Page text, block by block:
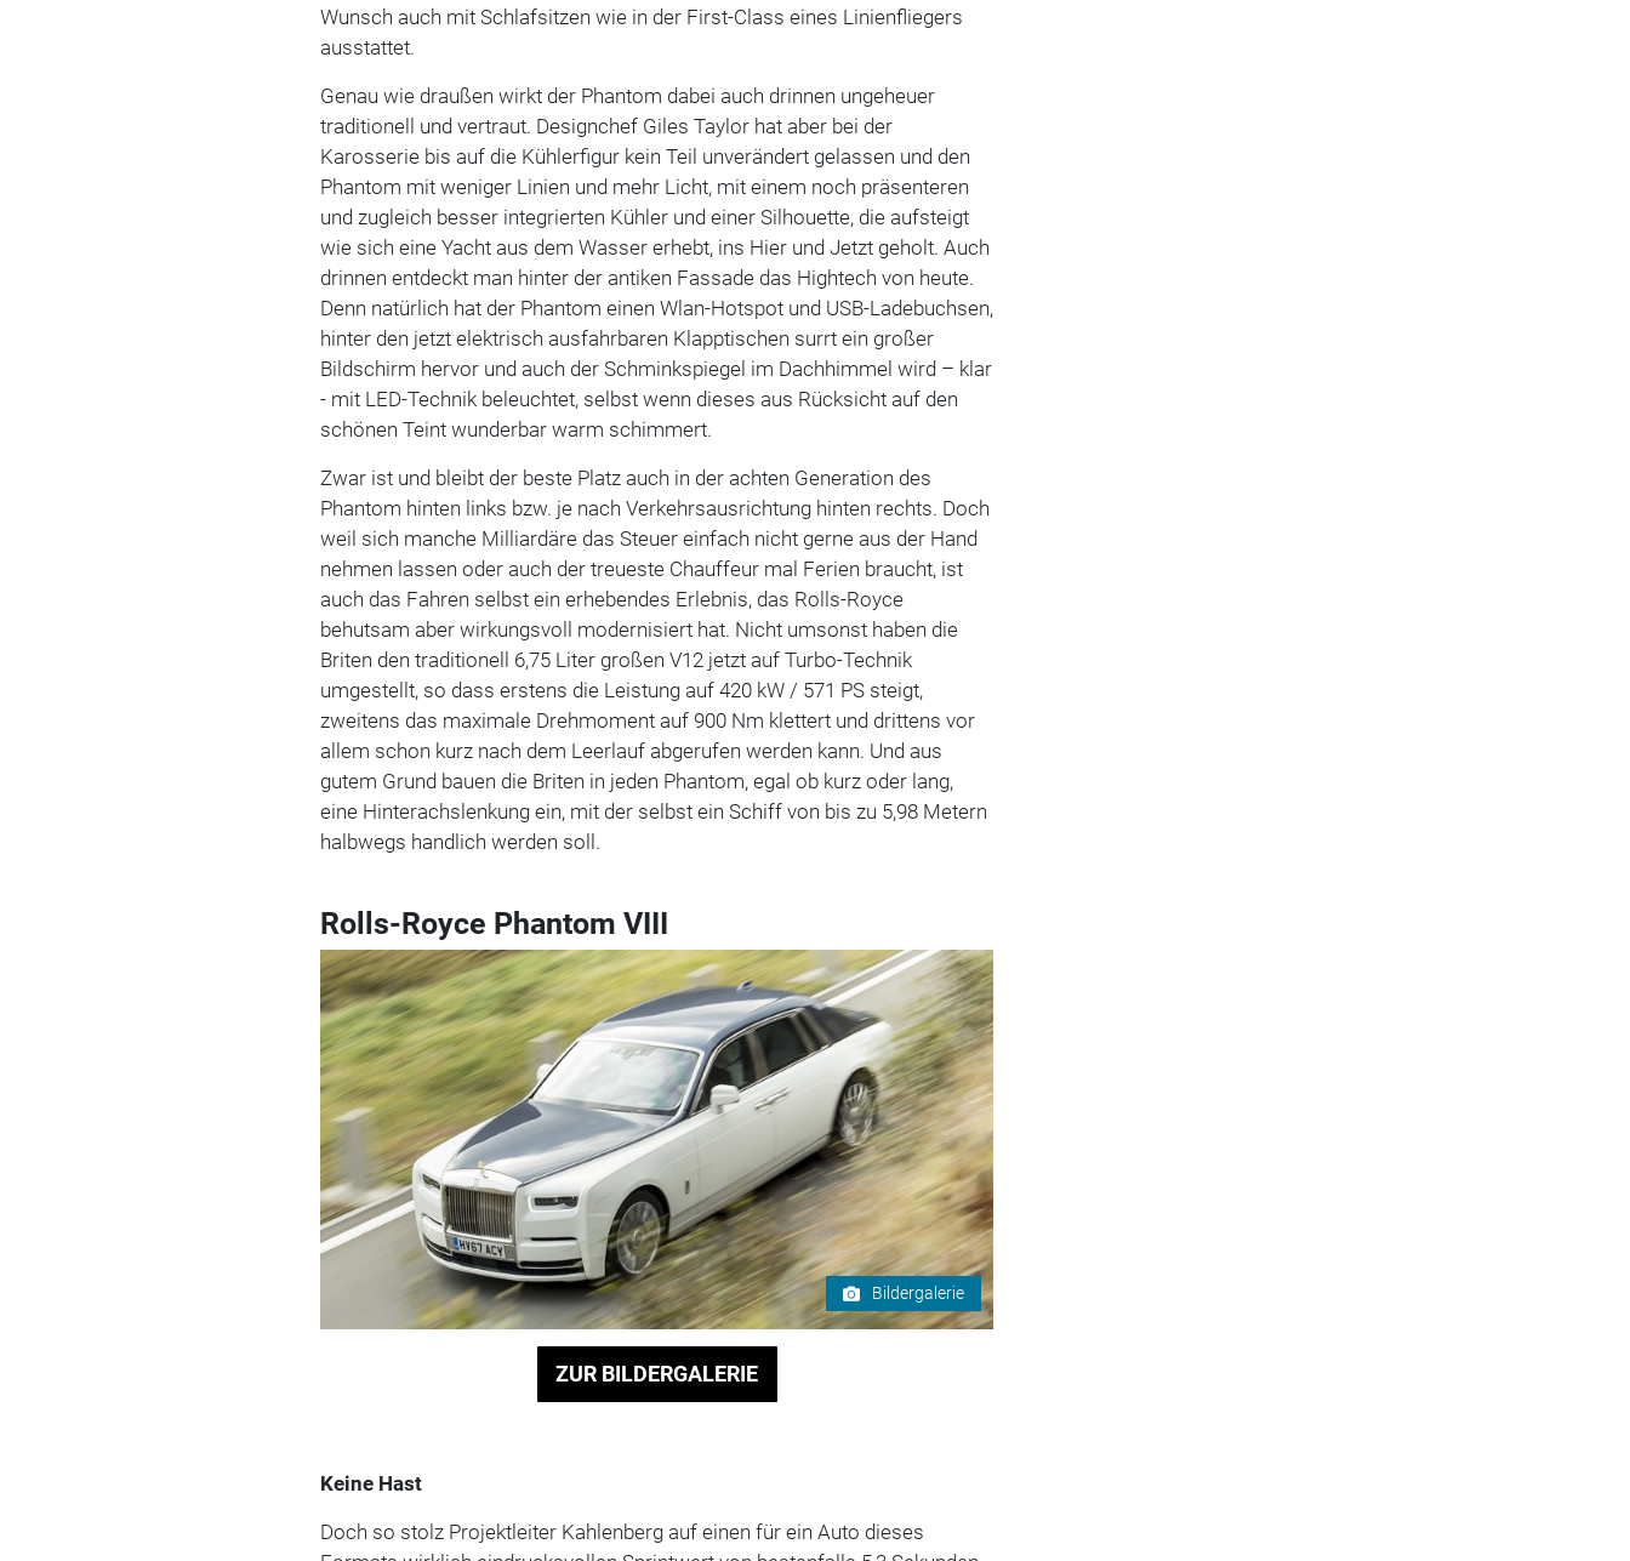
Wunsch auch mit Schlafsitzen wie in der First-Class eines Linienfliegers
ausstattet.
Genau wie draußen wirkt der Phantom dabei auch drinnen ungeheuer
traditionell und vertraut. Designchef Giles Taylor hat aber bei der
Karosserie bis auf die Kühlerfigur kein Teil unverändert gelassen und den
Phantom mit weniger Linien und mehr Licht, mit einem noch präsenteren
und zugleich besser integrierten Kühler und einer Silhouette, die aufsteigt
wie sich eine Yacht aus dem Wasser erhebt, ins Hier und Jetzt geholt. Auch
drinnen entdeckt man hinter der antiken Fassade das Hightech von heute.
Denn natürlich hat der Phantom einen Wlan-Hotspot und USB-Ladebuchsen,
hinter den jetzt elektrisch ausfahrbaren Klapptischen surrt ein großer
Bildschirm hervor und auch der Schminkspiegel im Dachhimmel wird – klar
- mit LED-Technik beleuchtet, selbst wenn dieses aus Rücksicht auf den
schönen Teint wunderbar warm schimmert.
Zwar ist und bleibt der beste Platz auch in der achten Generation des
Phantom hinten links bzw. je nach Verkehrsausrichtung hinten rechts. Doch
weil sich manche Milliardäre das Steuer einfach nicht gerne aus der Hand
nehmen lassen oder auch der treueste Chauffeur mal Ferien braucht, ist
auch das Fahren selbst ein erhebendes Erlebnis, das Rolls-Royce
behutsam aber wirkungsvoll modernisiert hat. Nicht umsonst haben die
Briten den traditionell 6,75 Liter großen V12 jetzt auf Turbo-Technik
umgestellt, so dass erstens die Leistung auf 420 kW / 571 PS steigt,
zweitens das maximale Drehmoment auf 900 Nm klettert und drittens vor
allem schon kurz nach dem Leerlauf abgerufen werden kann. Und aus
gutem Grund bauen die Briten in jeden Phantom, egal ob kurz oder lang,
eine Hinterachslenkung ein, mit der selbst ein Schiff von bis zu 5,98 Metern
halbwegs handlich werden soll.
Rolls-Royce Phantom VIII
Bildergalerie
ZUR BILDERGALERIE
Keine Hast
Doch so stolz Projektleiter Kahlenberg auf einen für ein Auto dieses